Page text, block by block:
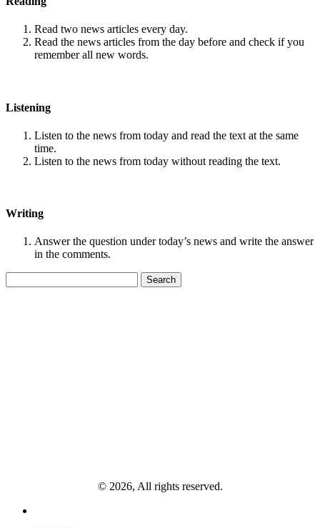
Read two news articles every day.
Read the news articles from the day before and check if you
remember all new words.
Listening
Listen to the news from today and read the text at the same
time.
Listen to the news from today without reading the text.
Writing
Answer the question under today’s news and write the answer
in the comments.
for:
© 2026, All rights reserved.